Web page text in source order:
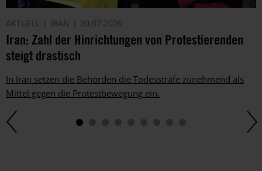
AKTUELL IRAN 30.07.2026
Iran: Zahl der Hinrichtungen von Protestierenden
steigt drastisch
In Iran setzen die Behörden die Todesstrafe zunehmend als
Mittel gegen die Protestbewegung ein.